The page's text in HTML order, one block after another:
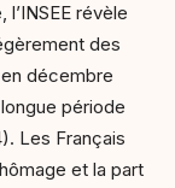
révèle
des
décembre
période
Les Français
et la part